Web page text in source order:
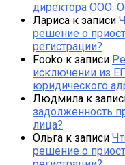
директора ООО.
Лариса к записи
решение о
регистрации?
Fooko к записи
исключении из
юридического
Людмила к
задолженность
лица?
Ольга к записи
решение о